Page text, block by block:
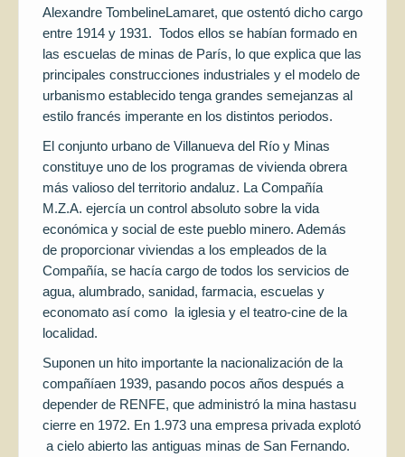
Alexandre TombelineLamaret, que ostentó dicho cargo
entre 1914 y 1931. Todos ellos se habían formado en
las escuelas de minas de París, lo que explica que las
principales construcciones industriales y el modelo de
urbanismo establecido tenga grandes semejanzas al
estilo francés imperante en los distintos periodos.
El conjunto urbano de Villanueva del Río y Minas
constituye uno de los programas de vivienda obrera
más valioso del territorio andaluz. La Compañía
M.Z.A. ejercía un control absoluto sobre la vida
económica y social de este pueblo minero. Además
de proporcionar viviendas a los empleados de la
Compañía, se hacía cargo de todos los servicios de
agua, alumbrado, sanidad, farmacia, escuelas y
economato así como la iglesia y el teatro-cine de la
localidad.
Suponen un hito importante la nacionalización de la
compañíaen 1939, pasando pocos años después a
depender de RENFE, que administró la mina hastasu
cierre en 1972. En 1.973 una empresa privada explotó
a cielo abierto las antiguas minas de San Fernando.